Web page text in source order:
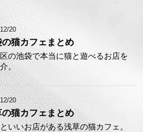
20
猫カフェまとめ
の池袋で本当に猫と遊べるお店を
。
20
猫カフェまとめ
いいお店がある浅草の猫カフェ。